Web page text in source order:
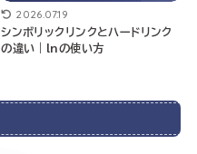
2026.07.19
シンボリックリンクとハードリンク
の違い｜lnの使い方